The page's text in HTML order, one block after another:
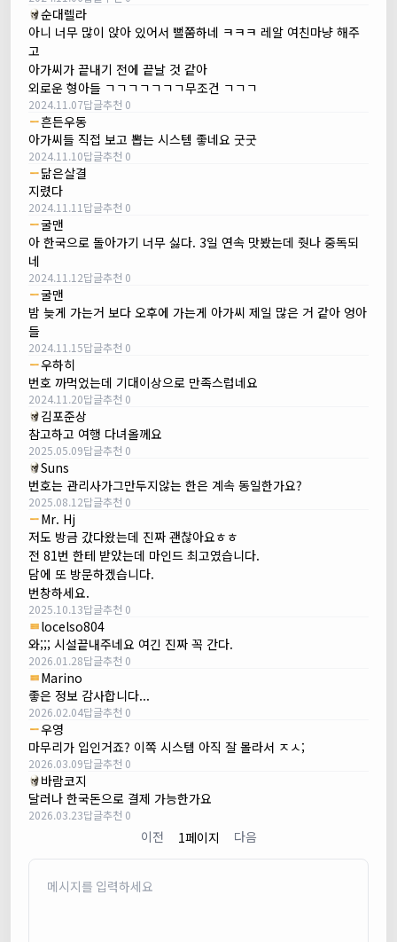
순대렐라
아니 너무 많이 앉아 있어서 뻘쭘하네 ㅋㅋㅋ 레알 여친마냥 해주
고
아가씨가 끝내기 전에 끝날 것 같아
외로운 형아들 ㄱㄱㄱㄱㄱㄱㄱ무조건 ㄱㄱㄱ
2024.11.07답글추천 0
흔든우동
아가씨들 직접 보고 뽑는 시스템 좋네요 굿굿
2024.11.10답글추천 0
닮은살결
지렸다
2024.11.11 답글추천 0
굴맨
아 한국으로 돌아가기 너무 싫다. 3일 연속 맛봤는데 줫나 중독되
네
2024.11.12답글추천 0
굴맨
밤 늦게 가는거 보다 오후에 가는게 아가씨 제일 많은 거 같아 엉아
들
2024.11.15답글추천 0
우하히
번호 까먹었는데 기대이상으로 만족스럽네요
2024.11.20답글추천 0
김포준상
참고하고 여행 다녀올께요
2025.05.09답글추천 0
Suns
번호는 관리사가그만두지않는 한은 계속 동일한가요?
2025.08.12답글추천 0
Mr. Hj
저도 방금 갔다왔는데 진짜 괜찮아요ㅎㅎ
전 81번 한테 받았는데 마인드 최고였습니다.
담에 또 방문하겠습니다.
번창하세요.
2025.10.13답글추천 0
locelso804
와;;; 시설끝내주네요 여긴 진짜 꼭 간다.
2026.01.28답글추천 0
Marino
좋은 정보 감사합니다...
2026.02.04답글추천 0
우영
마무리가 입인거죠? 이쪽 시스템 아직 잘 몰라서 ㅈㅅ;
2026.03.09답글추천 0
바람코지
달러나 한국돈으로 결제 가능한가요
2026.03.23답글추천 0
이전 1페이지 다음